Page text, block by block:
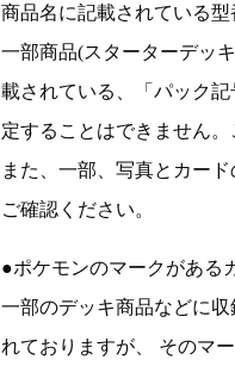
商品名に記載されている型
一部商品(スターターデッ
載されている、「パック
定することはできません。
また、一部、写真とカー
ご確認ください。
●ポケモンのマークがある
一部のデッキ商品などに
れておりますが、 そのマ